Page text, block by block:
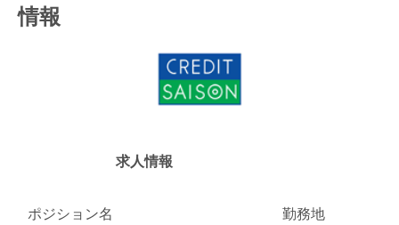
コンサルティング・シンクタンク・事務所
WEB（デジタル・メディア・ゲーム）
コンピュータハード・周辺機器
半導体
情報
求人情報
ポジション名 勤務地